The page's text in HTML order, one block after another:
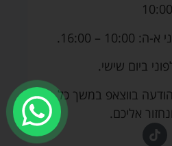
– 16:00.
ביום שישי.
בווצאפ במשך כל
אליכם.